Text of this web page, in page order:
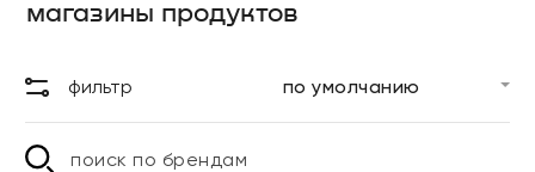
магазины продуктов
фильтр
поиск по брендам